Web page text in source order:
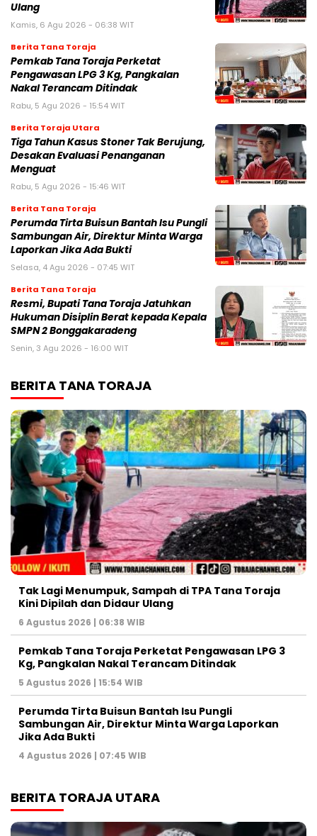
Ulang
Kamis, 6 Agu 2026 - 06:38 WIT
Berita Tana Toraja
Pemkab Tana Toraja Perketat
Pengawasan LPG 3 Kg, Pangkalan
Nakal Terancam Ditindak
Rabu, 5 Agu 2026 - 15:54 WIT
Berita Toraja Utara
Tiga Tahun Kasus Stoner Tak Berujung,
Desakan Evaluasi Penanganan
Menguat
Rabu, 5 Agu 2026 - 15:46 WIT
Berita Tana Toraja
Perumda Tirta Buisun Bantah Isu Pungli
Sambungan Air, Direktur Minta Warga
Laporkan Jika Ada Bukti
Selasa, 4 Agu 2026 - 07:45 WIT
Berita Tana Toraja
Resmi, Bupati Tana Toraja Jatuhkan
Hukuman Disiplin Berat kepada Kepala
SMPN 2 Bonggakaradeng
Senin, 3 Agu 2026 - 16:00 WIT
BERITA TANA TORAJA
Tak Lagi Menumpuk, Sampah di TPA Tana Toraja
Kini Dipilah dan Didaur Ulang
6 Agustus 2026 | 06:38 WIB
Pemkab Tana Toraja Perketat Pengawasan LPG 3
Kg, Pangkalan Nakal Terancam Ditindak
5 Agustus 2026 | 15:54 WIB
Perumda Tirta Buisun Bantah Isu Pungli
Sambungan Air, Direktur Minta Warga Laporkan
Jika Ada Bukti
4 Agustus 2026 | 07:45 WIB
BERITA TORAJA UTARA